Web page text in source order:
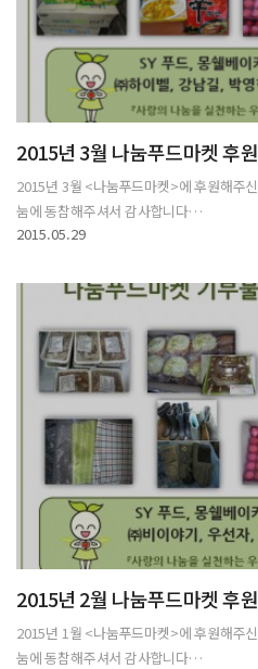
2015년 3월 나눔푸드마켓 후
2015년 3월 <나눔푸드마켓>에 후원해주
눔에 동참해주셔서 감사합니다…
2015.05.29
2015년 2월 나눔푸드마켓 후
2015년 1월 <나눔푸드마켓>에 후원해주
눔에 동참해주셔서 감사합니다…